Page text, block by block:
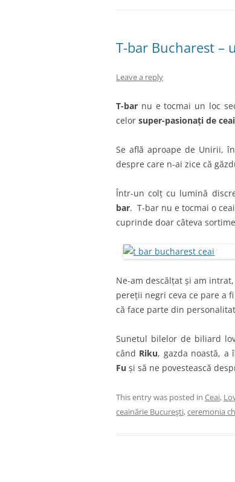
T-bar Bucharest –
Leave a reply
T-bar nu e tocmai un loc
celor super-pasionați de
Se află aproape de Unirii,
despre care n-ai zice că
Într-un colț cu lumină
bar. T-bar nu e tocmai o
cuprinde doar câteva
Ne-am descălțat și am
pereții negri ceva ce pare a
că face parte din
Sunetul bilelor de biliard
când Riku, gazda noastă, a
Fu și să ne povestească
This entry was posted in Ceai,
ceainărie Bucureşti,ceremonia